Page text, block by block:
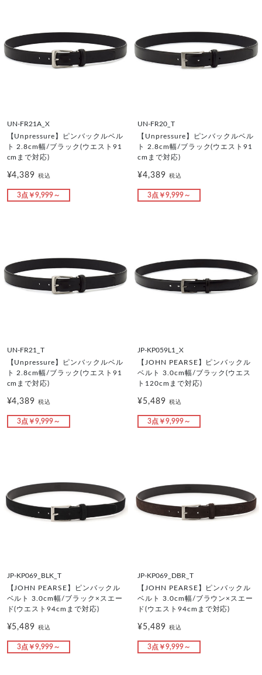
UN-FR21A_X
【Unpressure】ピンバックルベル
ト 2.8cm幅/ブラック(ウエスト91
cmまで対応)
¥4,389税込
3点￥9,999～
UN-FR20_T
【Unpressure】ピンバックルベル
ト 2.8cm幅/ブラック(ウエスト91
cmまで対応)
¥4,389 税込
3点￥9,999～
UN-FR21_T
【Unpressure】ピンバックルベル
ト 2.8cm幅/ブラック(ウエスト91
cmまで対応)
¥4,389税込
3点￥9,999～
JP-KP059L1_X
【JOHN PEARSE】ピンバックル
ベルト 3.0cm幅/ブラック(ウエス
ト120cmまで対応)
¥5,489 税込
3点￥9,999～
JP-KP069_BLK_T
【JOHN PEARSE】ピンバックル
ベルト 3.0cm幅/ブラック×スエー
ド(ウエスト94cmまで対応)
¥5,489税込
3点￥9,999～
JP-KP069_DBR_T
【JOHN PEARSE】ピンバックル
ベルト 3.0cm幅/ブラウン×スエー
ド(ウエスト94cmまで対応)
¥5,489 税込
3点￥9,999～